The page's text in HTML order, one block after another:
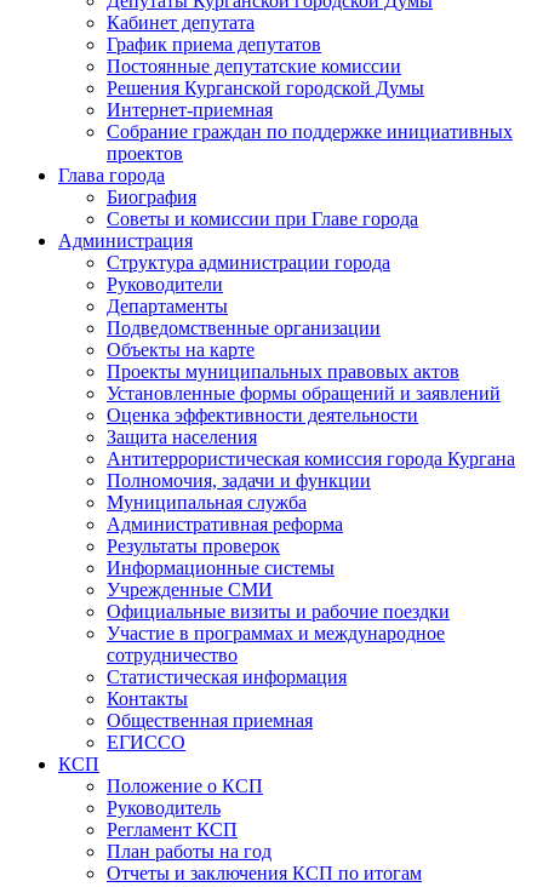
Кабинет депутата
График приема депутатов
Постоянные депутатские комиссии
Решения Курганской городской Думы
Интернет-приемная
Собрание граждан по поддержке инициативных
проектов
Глава города
Биография
Советы и комиссии при Главе города
Администрация
Структура администрации города
Руководители
Департаменты
Подведомственные организации
Объекты на карте
Проекты муниципальных правовых актов
Установленные формы обращений и заявлений
Оценка эффективности деятельности
Защита населения
Антитеррористическая комиссия города Кургана
Полномочия, задачи и функции
Муниципальная служба
Административная реформа
Результаты проверок
Информационные системы
Учрежденные СМИ
Официальные визиты и рабочие поездки
Участие в программах и международное
сотрудничество
Статистическая информация
Контакты
Общественная приемная
ЕГИССО
КСП
Положение о КСП
Руководитель
Регламент КСП
План работы на год
Отчеты и заключения КСП по итогам